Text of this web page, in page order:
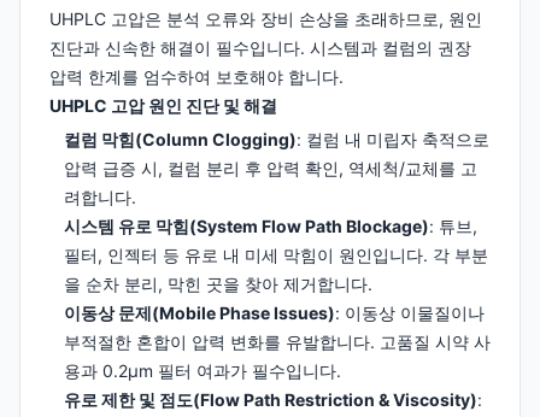
UHPLC 고압은 분석 오류와 장비 손상을 초래하므로, 원인
진단과 신속한 해결이 필수입니다. 시스템과 컬럼의 권장
압력 한계를 엄수하여 보호해야 합니다.
UHPLC 고압 원인 진단 및 해결
컬럼 막힘(Column Clogging): 컬럼 내 미립자 축적으로
압력 급증 시, 컬럼 분리 후 압력 확인, 역세척/교체를 고
려합니다.
시스템 유로 막힘(System Flow Path Blockage): 튜브,
필터, 인젝터 등 유로 내 미세 막힘이 원인입니다. 각 부분
을 순차 분리, 막힌 곳을 찾아 제거합니다.
이동상 문제(Mobile Phase Issues): 이동상 이물질이나
부적절한 혼합이 압력 변화를 유발합니다. 고품질 시약 사
용과 0.2µm 필터 여과가 필수입니다.
유로 제한 및 점도(Flow Path Restriction & Viscosity):